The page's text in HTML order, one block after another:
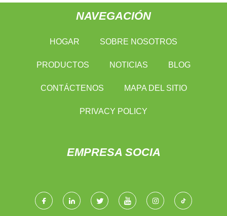
NAVEGACIÓN
HOGAR SOBRE NOSOTROS
PRODUCTOS NOTICIAS BLOG
CONTÁCTENOS MAPA DEL SITIO
PRIVACY POLICY
EMPRESA SOCIA